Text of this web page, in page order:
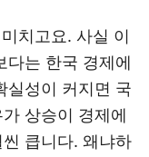
치고요. 사실 이
다는 한국 경제에
실성이 커지면 국
상승이 경제에
큽니다. 왜냐하